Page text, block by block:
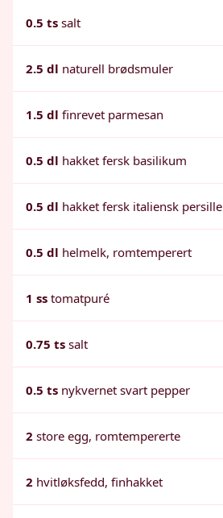
0.5 ts salt
2.5 dl naturell brødsmuler
1.5 dl finrevet parmesan
0.5 dl hakket fersk basilikum
0.5 dl hakket fersk italiensk persille
0.5 dl helmelk, romtemperert
1 ss tomatpuré
0.75 ts salt
0.5 ts nykvernet svart pepper
2 store egg, romtempererte
2 hvitløksfedd, finhakket